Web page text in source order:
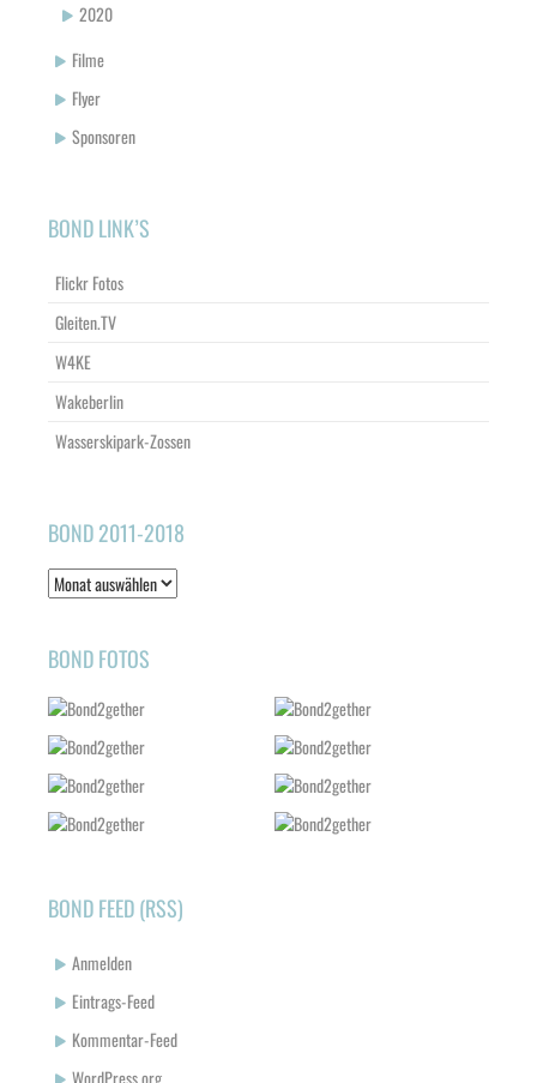
2020
Filme
Flyer
Sponsoren
BOND LINK’S
Flickr Fotos
Gleiten.TV
W4KE
Wakeberlin
Wasserskipark-Zossen
BOND 2011-2018
Bond
2011-
BOND FOTOS
BOND FEED (RSS)
Anmelden
Eintrags-Feed
Kommentar-Feed
WordPress.org